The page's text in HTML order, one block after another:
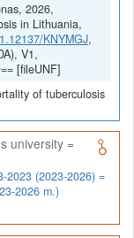
2026,
in Lithuania,
KNYMGJ,
V1,
[fileUNF]
of tuberculosis
university =
2023 (2023-2026) =
2026 m.)